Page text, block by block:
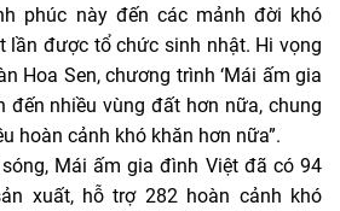
phúc này đến các mảnh đời khó
lần được tổ chức sinh nhật. Hi vọng
Hoa Sen, chương trình ‘Mái ấm gia
đến nhiều vùng đất hơn nữa, chung
hoàn cảnh khó khăn hơn nữa”.
Mái ấm gia đình Việt đã có 94
xuất, hỗ trợ 282 hoàn cảnh khó